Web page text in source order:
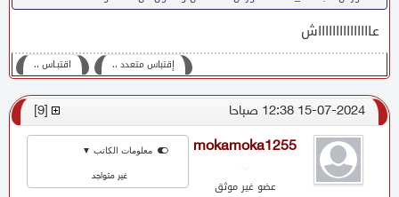
عاااااااااااااااش
اقتبـاس ،، إقتباس متعدد ،،
15-07-2024 12:38 صباحا [
9
mokamoka1255
عضو غير موثق
معلومات الكاتب ▼
غير متواجد